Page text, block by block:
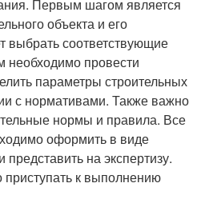
Первым шагом является
объекта и его
выбрать соответствующие
необходимо провести
параметры строительных
с нормативами. Также важно
нормы и правила. Все
оформить в виде
на экспертизу.
приступать к выполнению